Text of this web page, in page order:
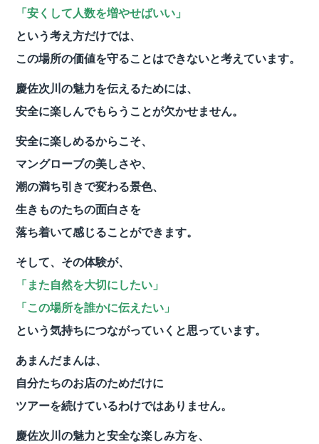
「安くして人数を増やせばいい」
という考え方だけでは、
この場所の価値を守ることはできないと考えています。
慶佐次川の魅力を伝えるためには、
安全に楽しんでもらうことが欠かせません。
安全に楽しめるからこそ、
マングローブの美しさや、
潮の満ち引きで変わる景色、
生きものたちの面白さを
落ち着いて感じることができます。
そして、その体験が、
「また自然を大切にしたい」
「この場所を誰かに伝えたい」
という気持ちにつながっていくと思っています。
あまんだまんは、
自分たちのお店のためだけに
ツアーを続けているわけではありません。
慶佐次川の魅力と安全な楽しみ方を、